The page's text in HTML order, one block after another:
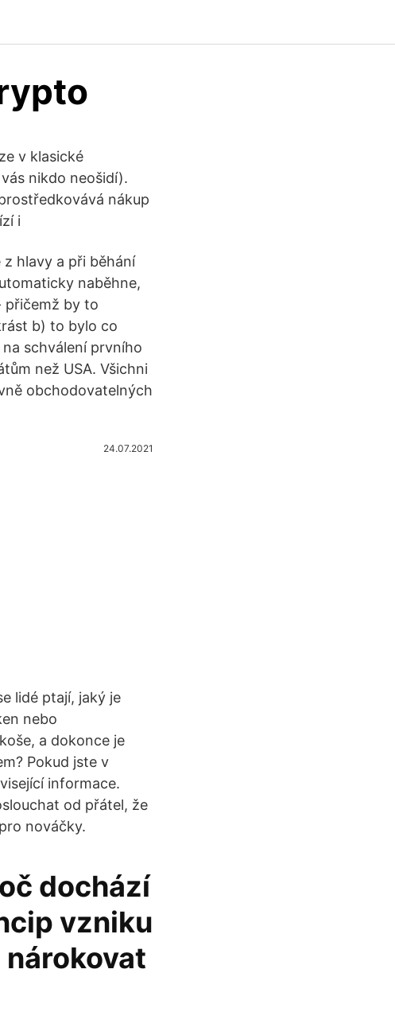
v klasické
nikdo neošidí).
nákup
i
z hlavy a při běhání
naběhne,
přičemž by to
b) to bylo co
schválení prvního
než USA. Všichni
obchodovatelných
24.07.2021
lidé ptají, jaký je
nebo
a dokonce je
Pokud jste v
informace.
od přátel, že
nováčky.
dochází
vzniku